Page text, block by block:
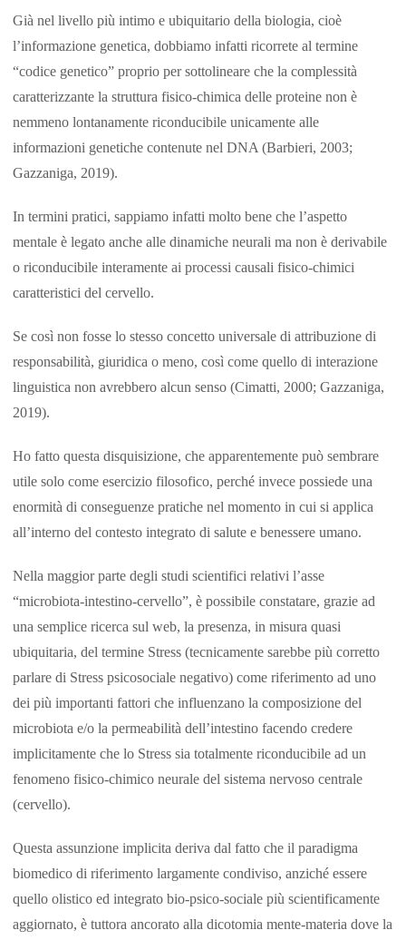
Già nel livello più intimo e ubiquitario della biologia, cioè
l’informazione genetica, dobbiamo infatti ricorrete al termine
“codice genetico” proprio per sottolineare che la complessità
caratterizzante la struttura fisico-chimica delle proteine non è
nemmeno lontanamente riconducibile unicamente alle
informazioni genetiche contenute nel DNA (Barbieri, 2003;
Gazzaniga, 2019).
In termini pratici, sappiamo infatti molto bene che l’aspetto
mentale è legato anche alle dinamiche neurali ma non è derivabile
o riconducibile interamente ai processi causali fisico-chimici
caratteristici del cervello.
Se così non fosse lo stesso concetto universale di attribuzione di
responsabilità, giuridica o meno, così come quello di interazione
linguistica non avrebbero alcun senso (Cimatti, 2000; Gazzaniga,
2019).
Ho fatto questa disquisizione, che apparentemente può sembrare
utile solo come esercizio filosofico, perché invece possiede una
enormità di conseguenze pratiche nel momento in cui si applica
all’interno del contesto integrato di salute e benessere umano.
Nella maggior parte degli studi scientifici relativi l’asse
“microbiota-intestino-cervello”, è possibile constatare, grazie ad
una semplice ricerca sul web, la presenza, in misura quasi
ubiquitaria, del termine Stress (tecnicamente sarebbe più corretto
parlare di Stress psicosociale negativo) come riferimento ad uno
dei più importanti fattori che influenzano la composizione del
microbiota e/o la permeabilità dell’intestino facendo credere
implicitamente che lo Stress sia totalmente riconducibile ad un
fenomeno fisico-chimico neurale del sistema nervoso centrale
(cervello).
Questa assunzione implicita deriva dal fatto che il paradigma
biomedico di riferimento largamente condiviso, anziché essere
quello olistico ed integrato bio-psico-sociale più scientificamente
aggiornato, è tuttora ancorato alla dicotomia mente-materia dove la